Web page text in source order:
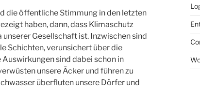
die öffentliche Stimmung in den letzten
haben, dann, dass Klimaschutz
Gesellschaft ist. Inzwischen sind
Schichten, verunsichert über die
sind dabei schon in
unsere Äcker und führen zu
überfluten unsere Dörfer und